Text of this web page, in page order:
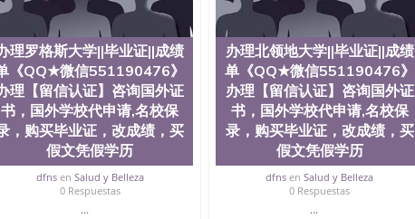
Jose State University）成绩单圣何塞州立大学文凭（San Jose
Jose State University）圣何塞州立大学（San Jose State
State University）圣何塞州立大学（San Jose State University）
）圣何塞州立大学文凭（San Jose State University）文凭
）圣何塞州立大学学历（ San Jose State University）圣何
）圣何塞州立大学学历（San Jose State University）圣 塞州立
何塞州立大学（San Jose State University）圣何塞州立大学
大学（San Jose State University）圣何塞州立大学（San Jose
（San Jose State University）圣何塞州立大学学位证（San Jose
（San Jose State University）圣何塞州立大学（San Jose State
State University）圣何塞州立大学（San Jose State University）圣
）圣何塞州立大学学位证（San Jose State University）圣何塞州
）圣何塞州立大学结业证（San Jose State University）圣何塞州
理罗格斯大学||毕业证||成绩
《QQ★微信551190476》
理【留信认证】咨询国外证
书，国外学校代申请,名校保
，购买毕业证，改成绩，买
假文凭假学历
dfnsen Salud y Belleza
0 Respuestas
...
办理北领地大学||毕业证||成绩
单《QQ★微信551190476》
办理【留信认证】咨询国外证
书，国外学校代申请,名校保
录，购买毕业证，改成绩，买
假文凭假学历
dfns enSalud y Belleza
0 Respuestas
...